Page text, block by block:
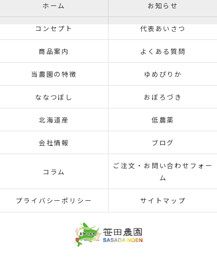
ホーム お知らせ
コンセプト 代表あいさつ
商品案内 よくある質問
当農園の特徴 ゆめぴりか
ななつぼし おぼろづき
北海道産 低農薬
会社情報 ブログ
コラム
ご注文・お問い合わせフォー
ム
プライバシーポリシー サイトマップ